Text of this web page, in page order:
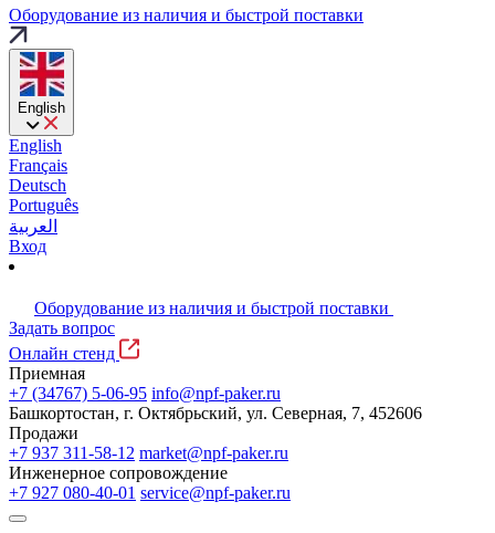
Оборудование из наличия и быстрой поставки
English
English
Français
Deutsch
Português
العربية
Вход
Оборудование из наличия и быстрой поставки
Задать вопрос
Онлайн стенд
Приемная
+7 (34767) 5-06-95 info@npf-paker.ru
Башкортостан, г. Октябрьский, ул. Северная, 7, 452606
Продажи
+7 937 311-58-12 market@npf-paker.ru
Инженерное сопровождение
+7 927 080-40-01 service@npf-paker.ru